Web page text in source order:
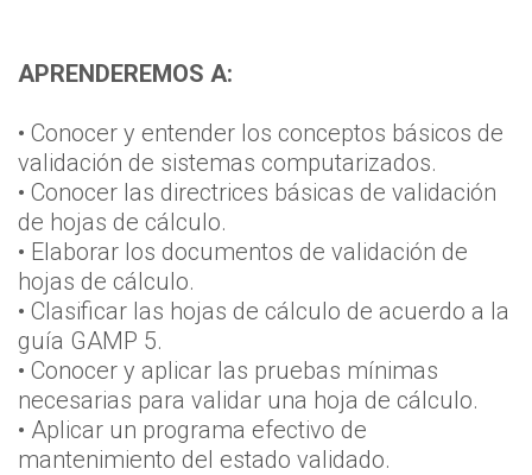
APRENDEREMOS A:
• Conocer y entender los conceptos básicos de
validación de sistemas computarizados.
• Conocer las directrices básicas de validación
de hojas de cálculo.
• Elaborar los documentos de validación de
hojas de cálculo.
• Clasificar las hojas de cálculo de acuerdo a la
guía GAMP 5.
• Conocer y aplicar las pruebas mínimas
necesarias para validar una hoja de cálculo.
• Aplicar un programa efectivo de
mantenimiento del estado validado.